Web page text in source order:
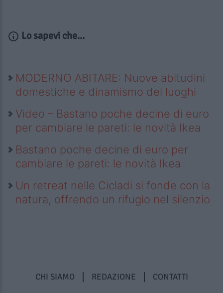
Lo sapevi che...
MODERNO ABITARE: Nuove abitudini
domestiche e dinamismo dei luoghi
Video – Bastano poche decine di euro
per cambiare le pareti: le novità Ikea
Bastano poche decine di euro per
cambiare le pareti: le novità Ikea
Un retreat nelle Cicladi si fonde con la
natura, offrendo un rifugio nel silenzio
CHI SIAMO REDAZIONE CONTATTI